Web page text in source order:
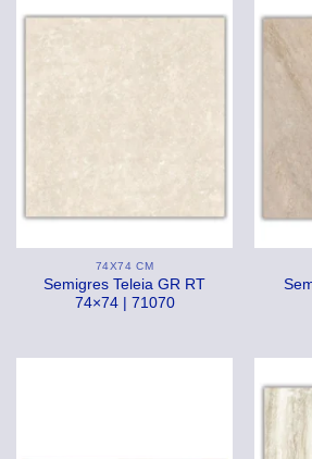
74X74 CM
Semigres Teleia GR RT
74×74 | 71070